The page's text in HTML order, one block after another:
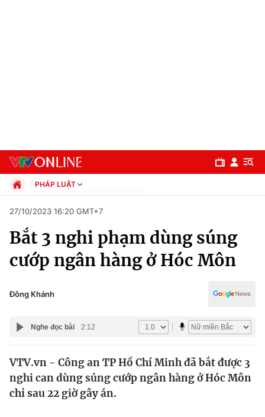
Chuyên mục
Chính trị
Xã hội
Y tế
PHÁP LUẬT
Xã hội
Pháp luật
Kinh tế
Thể thao
Văn hóa - Giải trí
Đời sống
Giáo dục
27/10/2023 16:20 GMT+7
Bắt 3 nghi phạm dùng súng
cướp ngân hàng ở Hóc Môn
Đông Khánh
Nghe đọc bài 2:12
VTV.vn - Công an TP Hồ Chí Minh đã bắt được 3
nghi can dùng súng cướp ngân hàng ở Hóc Môn
chỉ sau 22 giờ gây án.